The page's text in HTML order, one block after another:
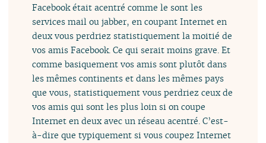
Facebook était acentré comme le sont les
services mail ou jabber, en coupant Internet en
deux vous perdriez statistiquement la moitié de
vos amis Facebook. Ce qui serait moins grave. Et
comme basiquement vos amis sont plutôt dans
les mêmes continents et dans les mêmes pays
que vous, statistiquement vous perdriez ceux de
vos amis qui sont les plus loin si on coupe
Internet en deux avec un réseau acentré. C’est-
à-dire que typiquement si vous coupez Internet